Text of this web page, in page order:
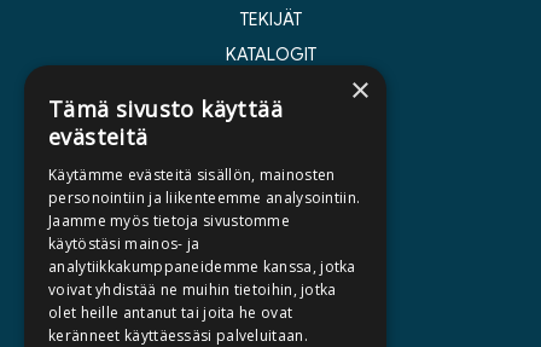
TEKIJÄT
KATALOGIT
KIRJA TILAUSTYÖNÄ
MEDIALLE
LASKUTUSOSOITTEET
SILTALA.FI
×
Tämä sivusto käyttää
evästeitä
Käytämme evästeitä sisällön, mainosten
personointiin ja liikenteemme analysointiin.
Jaamme myös tietoja sivustomme
käytöstäsi mainos- ja
analytiikkakumppaneidemme kanssa, jotka
voivat yhdistää ne muihin tietoihin, jotka
olet heille antanut tai joita he ovat
keränneet käyttäessäsi palveluitaan.